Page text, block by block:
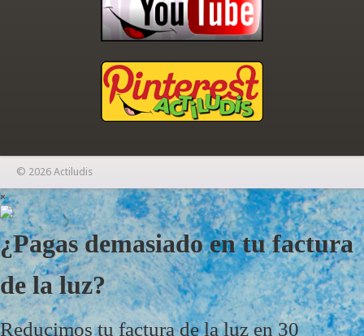
© 2026 Actiludis
×
¿Pagas demasiado en tu factura
de la luz?
Reducimos tu factura de la luz en 30